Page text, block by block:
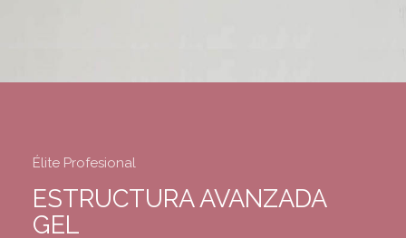
Élite Profesional
ESTRUCTURA AVANZADA
GEL